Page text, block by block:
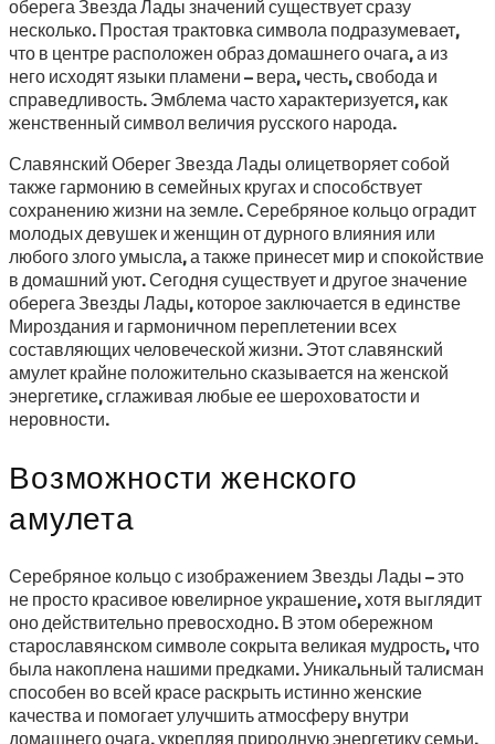
оберега Звезда Лады значений существует сразу
несколько. Простая трактовка символа подразумевает,
что в центре расположен образ домашнего очага, а из
него исходят языки пламени – вера, честь, свобода и
справедливость. Эмблема часто характеризуется, как
женственный символ величия русского народа.
Славянский Оберег Звезда Лады олицетворяет собой
также гармонию в семейных кругах и способствует
сохранению жизни на земле. Серебряное кольцо оградит
молодых девушек и женщин от дурного влияния или
любого злого умысла, а также принесет мир и спокойствие
в домашний уют. Сегодня существует и другое значение
оберега Звезды Лады, которое заключается в единстве
Мироздания и гармоничном переплетении всех
составляющих человеческой жизни. Этот славянский
амулет крайне положительно сказывается на женской
энергетике, сглаживая любые ее шероховатости и
неровности.
Возможности женского
амулета
Серебряное кольцо с изображением Звезды Лады – это
не просто красивое ювелирное украшение, хотя выглядит
оно действительно превосходно. В этом обережном
старославянском символе сокрыта великая мудрость, что
была накоплена нашими предками. Уникальный талисман
способен во всей красе раскрыть истинно женские
качества и помогает улучшить атмосферу внутри
домашнего очага, укрепляя природную энергетику семьи.